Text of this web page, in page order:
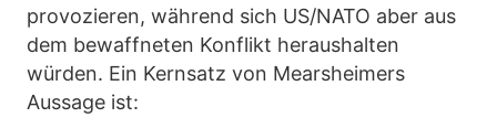
provozieren, während sich US/NATO aber aus
dem bewaffneten Konflikt heraushalten
würden. Ein Kernsatz von Mearsheimers
Aussage ist: